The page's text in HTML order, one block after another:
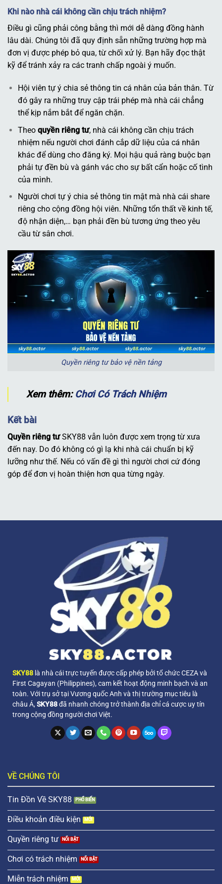
Khi nào nhà cái không cần chịu trách nhiệm?
Điều gì cũng phải công bằng thì mới dễ dàng đồng hành
lâu dài. Chúng tôi đã quy định sẵn những trường hợp mà
đơn vị được phép bỏ qua, từ chối xử lý. Bạn hãy đọc thật
kỹ để tránh xảy ra các tranh chấp ngoài ý muốn.
Hội viên tự ý chia sẻ thông tin cá nhân của bản thân. Từ
đó gây ra những truy cập trái phép mà nhà cái chẳng
thể kịp nắm bắt để ngăn chặn.
Theo quyền riêng tư, nhà cái không cần chịu trách
nhiệm nếu người chơi đánh cắp dữ liệu của cá nhân
khác để dùng cho đăng ký. Mọi hậu quả ràng buộc bạn
phải tự đền bù và gánh vác cho sự bất cẩn hoặc cố tình
của mình.
Người chơi tự ý chia sẻ thông tin mật mà nhà cái share
riêng cho cộng đồng hội viên. Những tổn thất về kinh tế,
độ nhận diện,… bạn phải đền bù tương ứng theo yêu
cầu từ sân chơi.
Quyền riêng tư bảo vệ nền tảng
Xem thêm: Chơi Có Trách Nhiệm
Kết bài
Quyền riêng tưSKY88 vẫn luôn được xem trọng từ xưa
đến nay. Do đó không có gì lạ khi nhà cái chuẩn bị kỹ
lưỡng như thế. Nếu có vấn đề gì thì người chơi cứ đóng
góp để đơn vị hoàn thiện hơn qua từng ngày.
SKY88 là nhà cái trực tuyến được cấp phép bởi tổ chức CEZA và
First Cagayan (Philippines), cam kết hoạt động minh bạch và an
toàn. Với trụ sở tại Vương quốc Anh và thị trường mục tiêu là
châu Á, SKY88đã nhanh chóng trở thành địa chỉ cá cược uy tín
trong cộng đồng người chơi Việt.
VỀ CHÚNG TÔI
Tin Đồn Về SKY88
Điều khoản điều kiện
Quyền riêng tư
Chơi có trách nhiệm
Miễn trách nhiệm